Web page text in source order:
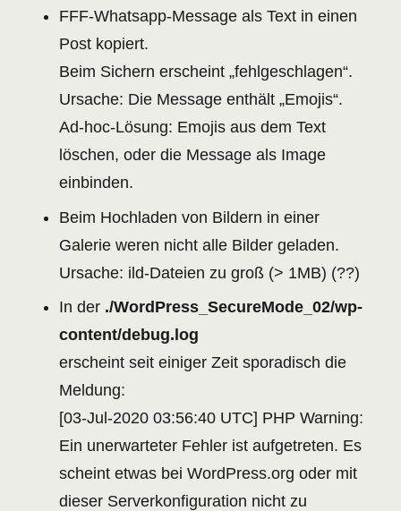
FFF-Whatsapp-Message als Text in einen
Post kopiert.
Beim Sichern erscheint „fehlgeschlagen“.
Ursache: Die Message enthält „Emojis“.
Ad-hoc-Lösung: Emojis aus dem Text
löschen, oder die Message als Image
einbinden.
Beim Hochladen von Bildern in einer
Galerie weren nicht alle Bilder geladen.
Ursache: ild-Dateien zu groß (> 1MB) (??)
In der ./WordPress_SecureMode_02/wp-
content/debug.log
erscheint seit einiger Zeit sporadisch die
Meldung:
[03-Jul-2020 03:56:40 UTC] PHP Warning:
Ein unerwarteter Fehler ist aufgetreten. Es
scheint etwas bei WordPress.org oder mit
dieser Serverkonfiguration nicht zu